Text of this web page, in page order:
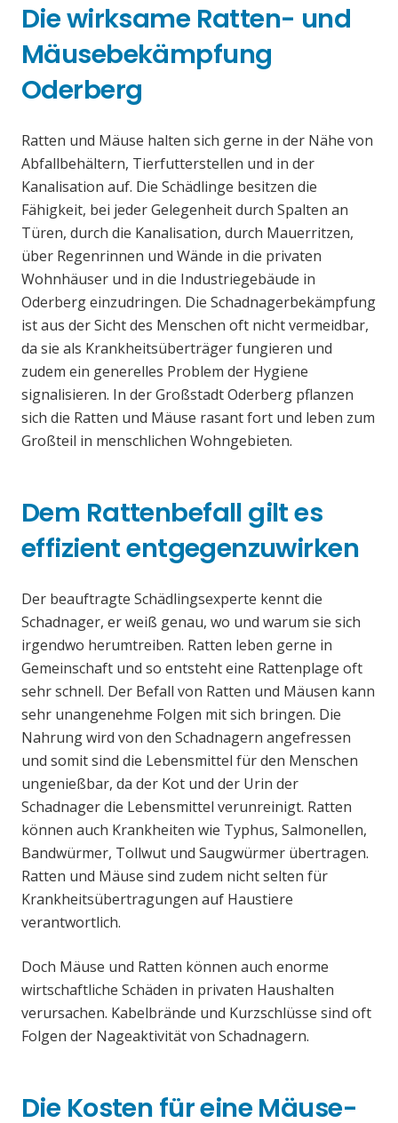
Die wirksame Ratten- und
Mäusebekämpfung
Oderberg
Ratten und Mäuse halten sich gerne in der Nähe von
Abfallbehältern, Tierfutterstellen und in der
Kanalisation auf. Die Schädlinge besitzen die
Fähigkeit, bei jeder Gelegenheit durch Spalten an
Türen, durch die Kanalisation, durch Mauerritzen,
über Regenrinnen und Wände in die privaten
Wohnhäuser und in die Industriegebäude in
Oderberg einzudringen. Die Schadnagerbekämpfung
ist aus der Sicht des Menschen oft nicht vermeidbar,
da sie als Krankheitsüberträger fungieren und
zudem ein generelles Problem der Hygiene
signalisieren. In der Großstadt Oderberg pflanzen
sich die Ratten und Mäuse rasant fort und leben zum
Großteil in menschlichen Wohngebieten.
Dem Rattenbefall gilt es
effizient entgegenzuwirken
Der beauftragte Schädlingsexperte kennt die
Schadnager, er weiß genau, wo und warum sie sich
irgendwo herumtreiben. Ratten leben gerne in
Gemeinschaft und so entsteht eine Rattenplage oft
sehr schnell. Der Befall von Ratten und Mäusen kann
sehr unangenehme Folgen mit sich bringen. Die
Nahrung wird von den Schadnagern angefressen
und somit sind die Lebensmittel für den Menschen
ungenießbar, da der Kot und der Urin der
Schadnager die Lebensmittel verunreinigt. Ratten
können auch Krankheiten wie Typhus, Salmonellen,
Bandwürmer, Tollwut und Saugwürmer übertragen.
Ratten und Mäuse sind zudem nicht selten für
Krankheitsübertragungen auf Haustiere
verantwortlich.
Doch Mäuse und Ratten können auch enorme
wirtschaftliche Schäden in privaten Haushalten
verursachen. Kabelbrände und Kurzschlüsse sind oft
Folgen der Nageaktivität von Schadnagern.
Die Kosten für eine Mäuse-